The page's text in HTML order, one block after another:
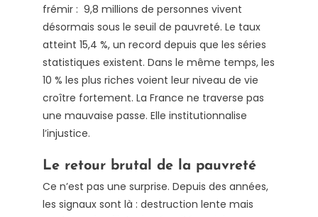
frémir : 9,8 millions de personnes vivent
désormais sous le seuil de pauvreté. Le taux
atteint 15,4 %, un record depuis que les séries
statistiques existent. Dans le même temps, les
10 % les plus riches voient leur niveau de vie
croître fortement. La France ne traverse pas
une mauvaise passe. Elle institutionnalise
l’injustice.
Le retour brutal de la pauvreté
Ce n’est pas une surprise. Depuis des années,
les signaux sont là : destruction lente mais